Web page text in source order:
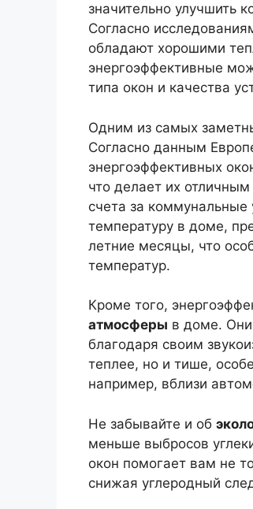
значительно улучшить
Согласно
обладают хорошими
энергоэффективные
типа окон и качества
Одним из самых
Согласно данным
энергоэффективных
что делает их
счета за
температуру в доме,
летние месяцы, что
температур.
Кроме того,
атмосферы в доме.
благодаря своим
теплее, но и тише,
например, вблизи
Не забывайте и об
меньше выбросов
окон помогает вам не
снижая углеродный